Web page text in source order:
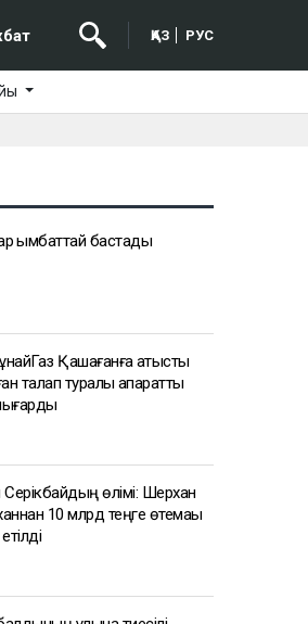
ҚАЗ РУС
қымбаттай бастады
Қашағанға қатысты
талап туралы ақпаратты
өлімі: Шерхан
10 млрд теңге өтемақы